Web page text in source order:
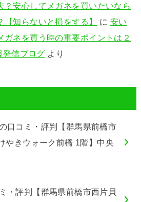
？安心してメガネを買いたいなら
知らないと損をする】
に 安い
ガネを買う時の重要ポイントは２
発信ブログ より
口コミ・評判【群馬県前橋市
やきウォーク前橋 1階】中央
・評判【群馬県前橋市西片貝